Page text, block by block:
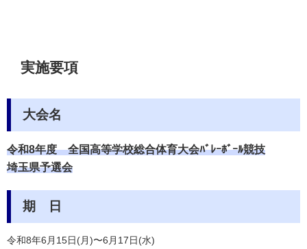
実施要項
大会名
令和8年度全国高等学校総合体育大会ﾊﾞﾚｰﾎﾞｰﾙ競技
埼玉県予選会
期 日
令和8年6月15日(月)〜6月17日(水)